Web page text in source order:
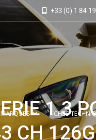
+33 (0) 1 84
FICHES
1 3
CH